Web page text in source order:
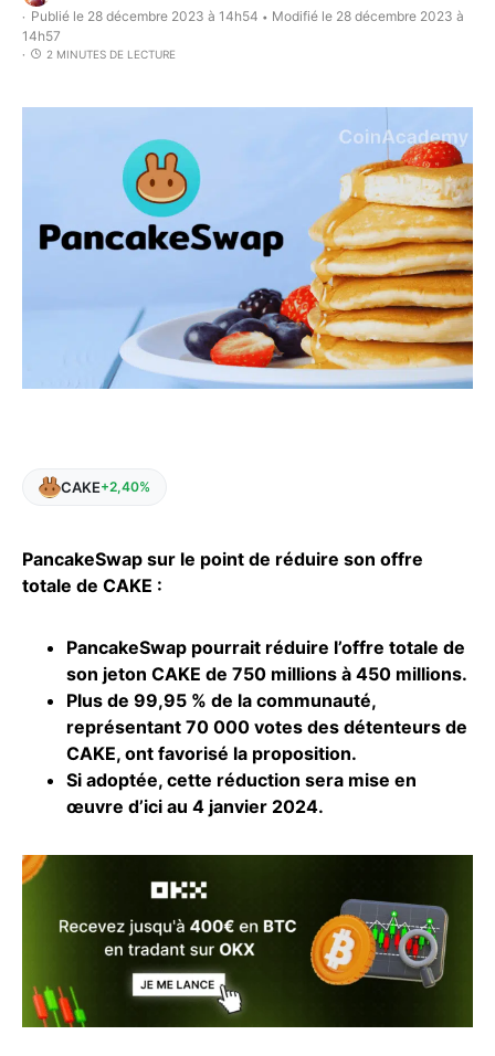
Publié le 28 décembre 2023 à 14h54 • Modifié le 28 décembre 2023 à
14h57
2 MINUTES DE LECTURE
CAKE+2,40%
PancakeSwap sur le point de réduire son offre
totale de CAKE :
PancakeSwap pourrait réduire l’offre totale de
son jeton CAKE de 750 millions à 450 millions.
Plus de 99,95 % de la communauté,
représentant 70 000 votes des détenteurs de
CAKE, ont favorisé la proposition.
Si adoptée, cette réduction sera mise en
œuvre d’ici au 4 janvier 2024.